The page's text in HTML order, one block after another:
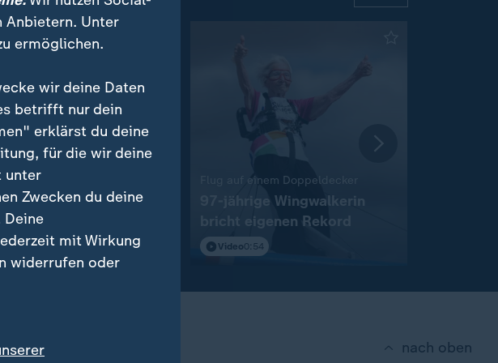
kauft Billigflieger
gewinnt Bieterrennen
0:25
Flug auf einem Doppeldecker
97-jährige Wingwalkerin
bricht eigenen Rekord
Video0:54
nach oben
Anbietern. Unter
ermöglichen.
wir deine Daten
betrifft nur dein
erklärst du deine
für die wir deine
unter
Zwecken du deine
mit Wirkung
widerrufen oder